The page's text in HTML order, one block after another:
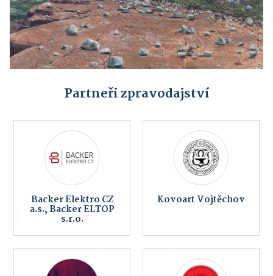
Partneři zpravodajství
Backer Elektro CZ
a.s., Backer ELTOP
s.r.o.
Kovoart Vojtěchov